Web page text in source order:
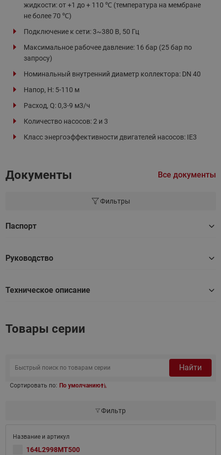
жидкости: от +1 до + 110 ℃ (температура на мембране
не более 70 ℃)
Подключение к сети: 3~380 В, 50 Гц
Максимальное рабочее давление: 16 бар (25 бар по
запросу)
Номинальный внутренний диаметр коллектора: DN 40
Напор, H: 5-110 м
Расход, Q: 0,3-9 м3/ч
Количество насосов: 2 и 3
Класс энергоэффективности двигателей насосов: IE3
Документы Все документы
Фильтры
Паспорт
Руководство
Техническое описание
Товары серии
Найти
Сортировать по: По умолчанию
Фильтр
164L2998MT500